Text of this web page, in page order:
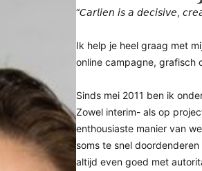
“𝘊𝘢𝘳𝘭𝘪𝘦𝘯 𝘪𝘴 𝘢 𝘥𝘦𝘤𝘪𝘴𝘪𝘷𝘦,
Ik help je heel graag met
online campagne, grafisch
Sinds mei 2011 ben ik
Zowel interim- als op
enthousiaste manier van
soms te snel
altijd even goed met